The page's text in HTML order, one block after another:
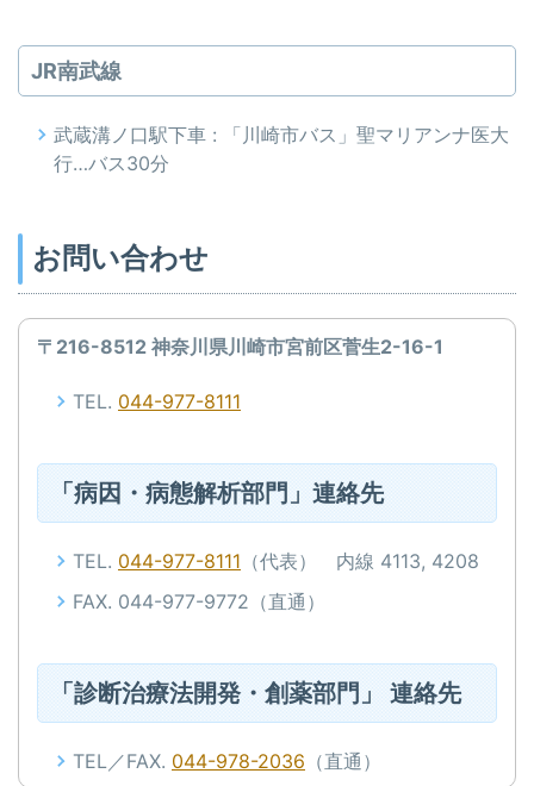
JR南武線
武蔵溝ノ口駅下車 : 「川崎市バス」聖マリアンナ医大
行…バス30分
お問い合わせ
〒216-8512 神奈川県川崎市宮前区菅生2-16-1
TEL. 044-977-8111
「病因・病態解析部門」連絡先
TEL. 044-977-8111 （代表） 内線 4113, 4208
FAX. 044-977-9772（直通）
「診断治療法開発・創薬部門」 連絡先
TEL／FAX. 044-978-2036 （直通）